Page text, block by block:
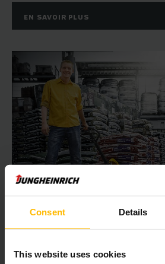
Consent Details
This website uses cookies
EN SAVOIR PLUS